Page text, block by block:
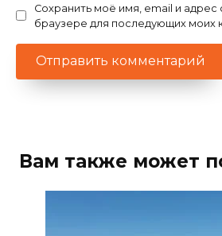
Сохранить моё имя, email и адрес
браузере для последующих моих
Вам также может